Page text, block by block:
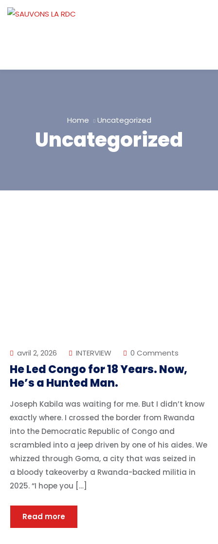
Home Uncategorized
Uncategorized
avril 2, 2026 INTERVIEW 0 Comments
He Led Congo for 18 Years. Now,
He’s a Hunted Man.
Joseph Kabila was waiting for me. But I didn’t know
exactly where. I crossed the border from Rwanda
into the Democratic Republic of Congo and
scrambled into a jeep driven by one of his aides. We
whizzed through Goma, a city that was seized in
a bloody takeoverby a Rwanda-backed militia in
2025. “I hope you […]
Read more